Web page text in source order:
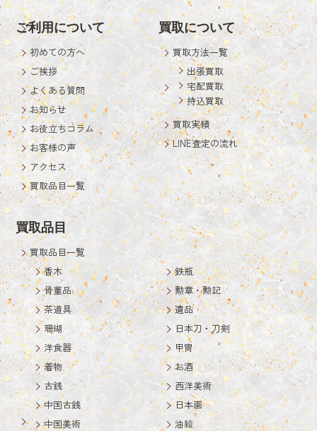
ご利用について
初めての方へ
ご挨拶
よくある質問
お知らせ
お役立ちコラム
お客様の声
アクセス
買取品目一覧
買取品目
買取品目一覧
香木
骨董品
茶道具
珊瑚
洋食器
着物
古銭
中国古銭
中国美術
鉄瓶
勲章・勲記
遺品
日本刀・刀剣
甲冑
お酒
西洋美術
日本画
油絵
買取について
買取方法一覧
出張買取
宅配買取
持込買取
買取実績
LINE査定の流れ